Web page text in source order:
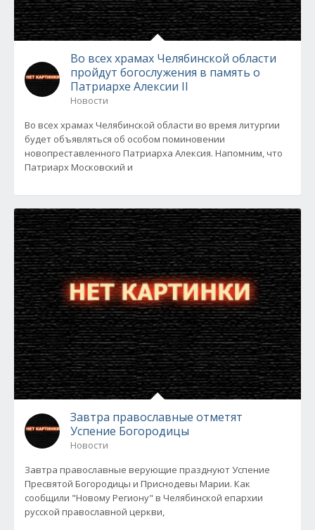
Во всех храмах Челябинской области
пройдут богослужения в память о
Патриархе Алексии II
Новости
Во всех храмах Челябинской области во время литургии
будет объявляться об особом поминовении
новопреставленного Патриарха Алексия. Напомним, что
Патриарх Московский и
Завтра православные отметят
Успение Богородицы
Новости
Завтра православные верующие празднуют Успение
Пресвятой Богородицы и Приснодевы Марии. Как
сообщили "Новому Региону" в Челябинской епархии
русской православной церкви,